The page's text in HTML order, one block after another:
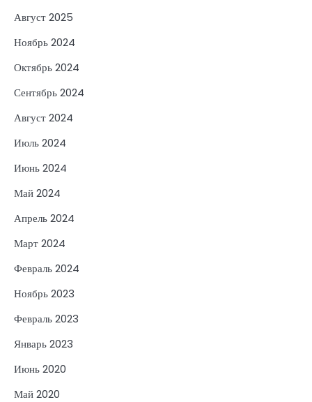
Август 2025
Ноябрь 2024
Октябрь 2024
Сентябрь 2024
Август 2024
Июль 2024
Июнь 2024
Май 2024
Апрель 2024
Март 2024
Февраль 2024
Ноябрь 2023
Февраль 2023
Январь 2023
Июнь 2020
Май 2020